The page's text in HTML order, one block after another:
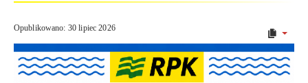
Opublikowano: 30 lipiec 2026